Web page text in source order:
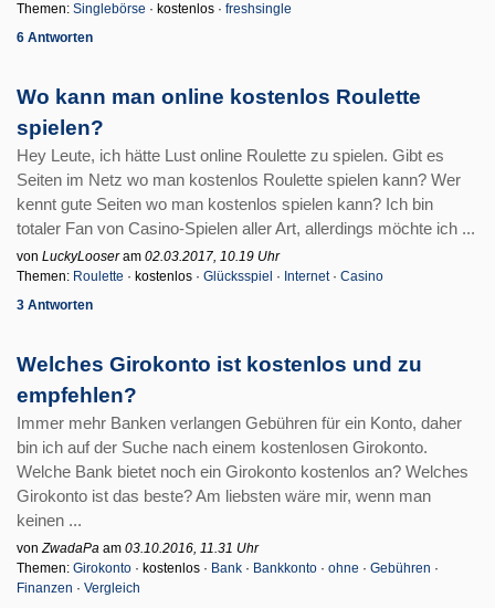
Themen: Singlebörse · kostenlos · freshsingle
6 Antworten
Wo kann man online kostenlos Roulette
spielen?
Hey Leute, ich hätte Lust online Roulette zu spielen. Gibt es
Seiten im Netz wo man kostenlos Roulette spielen kann? Wer
kennt gute Seiten wo man kostenlos spielen kann? Ich bin
totaler Fan von Casino-Spielen aller Art, allerdings möchte ich ...
von LuckyLooseram 02.03.2017, 10.19 Uhr
Themen: Roulette · kostenlos · Glücksspiel · Internet· Casino
3 Antworten
Welches Girokonto ist kostenlos und zu
empfehlen?
Immer mehr Banken verlangen Gebühren für ein Konto, daher
bin ich auf der Suche nach einem kostenlosen Girokonto.
Welche Bank bietet noch ein Girokonto kostenlos an? Welches
Girokonto ist das beste? Am liebsten wäre mir, wenn man
keinen ...
vonZwadaPa am 03.10.2016, 11.31 Uhr
Themen: Girokonto · kostenlos · Bank · Bankkonto · ohne · Gebühren ·
Finanzen · Vergleich